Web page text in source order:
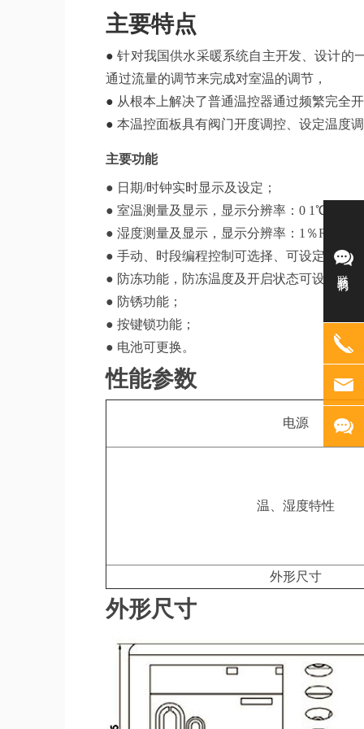
主要特点
●针对我国供水采暖系统自主开发、设计的
通过流量的调节来完成对室温的调节，
● 从根本上解决了普通温控器通过频繁完全
● 本温控面板具有阀门开度调控、设定温度
主要功能
● 日期/时钟实时显示及设定；
● 室温测量及显示，显示分辨率：0 1℃；
● 湿度测量及显示，显示分辨率：1％RH；
● 手动、时段编程控制可选择、可设定；
● 防冻功能，防冻温度及开启状态可设定。
● 防锈功能；
● 按键锁功能；
● 电池可更换。
性能参数
电源
温、湿度特性
外形尺寸
外形尺寸